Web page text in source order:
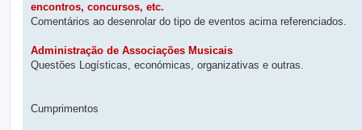
encontros, concursos, etc.
Comentários ao desenrolar do tipo de eventos acima referenciados.
Administração de Associações Musicais
Questões Logísticas, económicas, organizativas e outras.
Cumprimentos